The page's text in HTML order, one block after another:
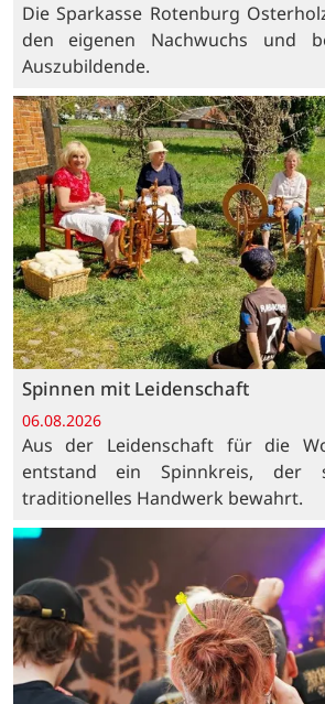
Die Sparkasse Rotenburg
den eigenen Nachwuchs und
Auszubildende.
Spinnen mit Leidenschaft
06.08.2026
Aus der Leidenschaft für die
entstand ein Spinnkreis, der
traditionelles Handwerk bewahrt.